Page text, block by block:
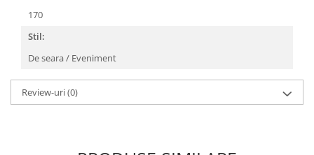
170
Stil:
De seara / Eveniment
Review-uri(0)